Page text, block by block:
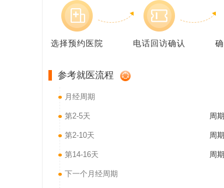
选择预约医院 电话回访确认
参考就医流程
月经周期
第2-5天 周
第2-10天 周
第14-16天 周
下一个月经周期